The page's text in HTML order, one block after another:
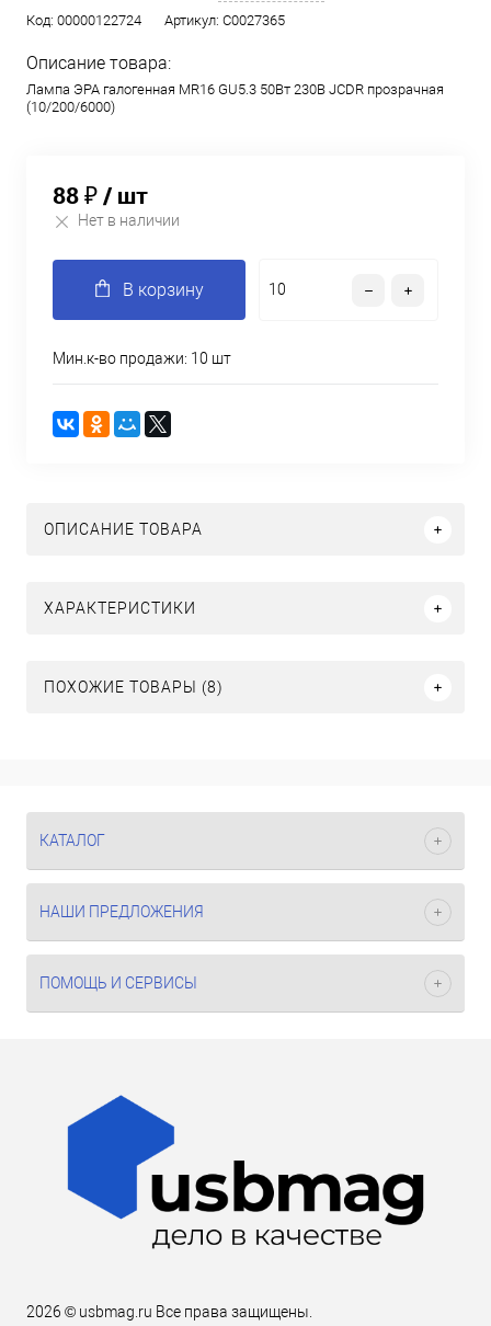
Код: 00000122724 Артикул: C0027365
Описание товара:
Лампа ЭРА галогенная MR16 GU5.3 50Вт 230B JCDR прозрачная
(10/200/6000)
88 ₽/ шт
Нет в наличии
В корзину
Мин.к-во продажи: 10 шт
ОПИСАНИЕ ТОВАРА
ХАРАКТЕРИСТИКИ
ПОХОЖИЕ ТОВАРЫ (8)
КАТАЛОГ
НАШИ ПРЕДЛОЖЕНИЯ
ПОМОЩЬ И СЕРВИСЫ
2026 © usbmag.ru Все права защищены.